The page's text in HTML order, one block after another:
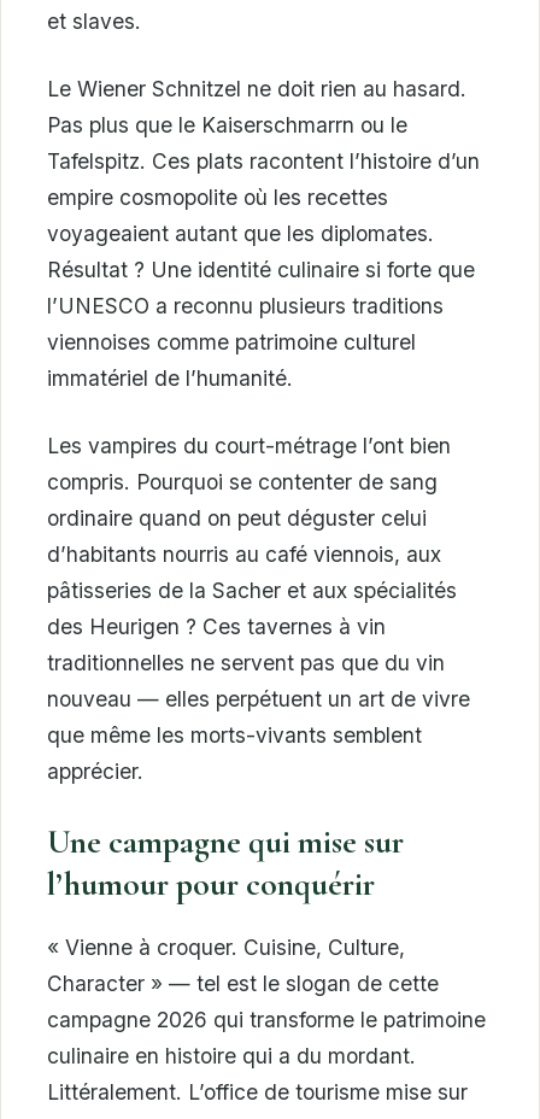
et slaves.
Le Wiener Schnitzel ne doit rien au hasard.
Pas plus que le Kaiserschmarrn ou le
Tafelspitz. Ces plats racontent l’histoire d’un
empire cosmopolite où les recettes
voyageaient autant que les diplomates.
Résultat ? Une identité culinaire si forte que
l’UNESCO a reconnu plusieurs traditions
viennoises comme patrimoine culturel
immatériel de l’humanité.
Les vampires du court-métrage l’ont bien
compris. Pourquoi se contenter de sang
ordinaire quand on peut déguster celui
d’habitants nourris au café viennois, aux
pâtisseries de la Sacher et aux spécialités
des Heurigen ? Ces tavernes à vin
traditionnelles ne servent pas que du vin
nouveau — elles perpétuent un art de vivre
que même les morts-vivants semblent
apprécier.
Une campagne qui mise sur
l’humour pour conquérir
« Vienne à croquer. Cuisine, Culture,
Character » — tel est le slogan de cette
campagne 2026 qui transforme le patrimoine
culinaire en histoire qui a du mordant.
Littéralement. L’office de tourisme mise sur